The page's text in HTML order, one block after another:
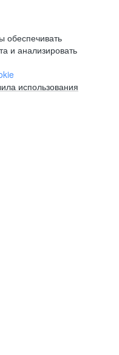
обеспечивать
и анализировать
использования